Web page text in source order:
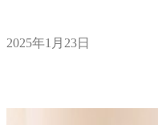
2025年1月23日